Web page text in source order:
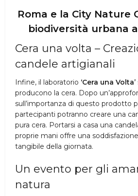
Roma e la City Nature
biodiversità urbana
Cera una volta –
candele artigianali
Infine, il laboratorio ‘Cera una Volta’
producono la cera. Dopo
sull’importanza di questo prodotto
partecipanti potranno creare una
pura cera. Portarsi a casa una
proprie mani offre una
tangibile della giornata.
Un evento per gli
natura